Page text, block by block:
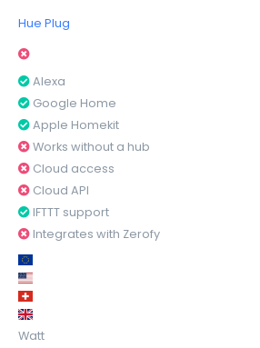
Hue Plug
Alexa
Google Home
Apple Homekit
Works without a hub
Cloud access
Cloud API
IFTTT support
Integrates with Zerofy
Watt